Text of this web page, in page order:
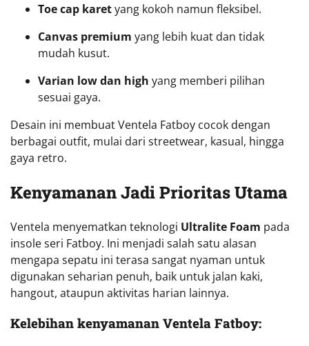
Toe cap karetyang kokoh namun fleksibel.
Canvas premium yang lebih kuat dan tidak
mudah kusut.
Varian low dan high yang memberi pilihan
sesuai gaya.
Desain ini membuat Ventela Fatboy cocok dengan
berbagai outfit, mulai dari streetwear, kasual, hingga
gaya retro.
Kenyamanan Jadi Prioritas Utama
Ventela menyematkan teknologi Ultralite Foam pada
insole seri Fatboy. Ini menjadi salah satu alasan
mengapa sepatu ini terasa sangat nyaman untuk
digunakan seharian penuh, baik untuk jalan kaki,
hangout, ataupun aktivitas harian lainnya.
Kelebihan kenyamanan Ventela Fatboy: